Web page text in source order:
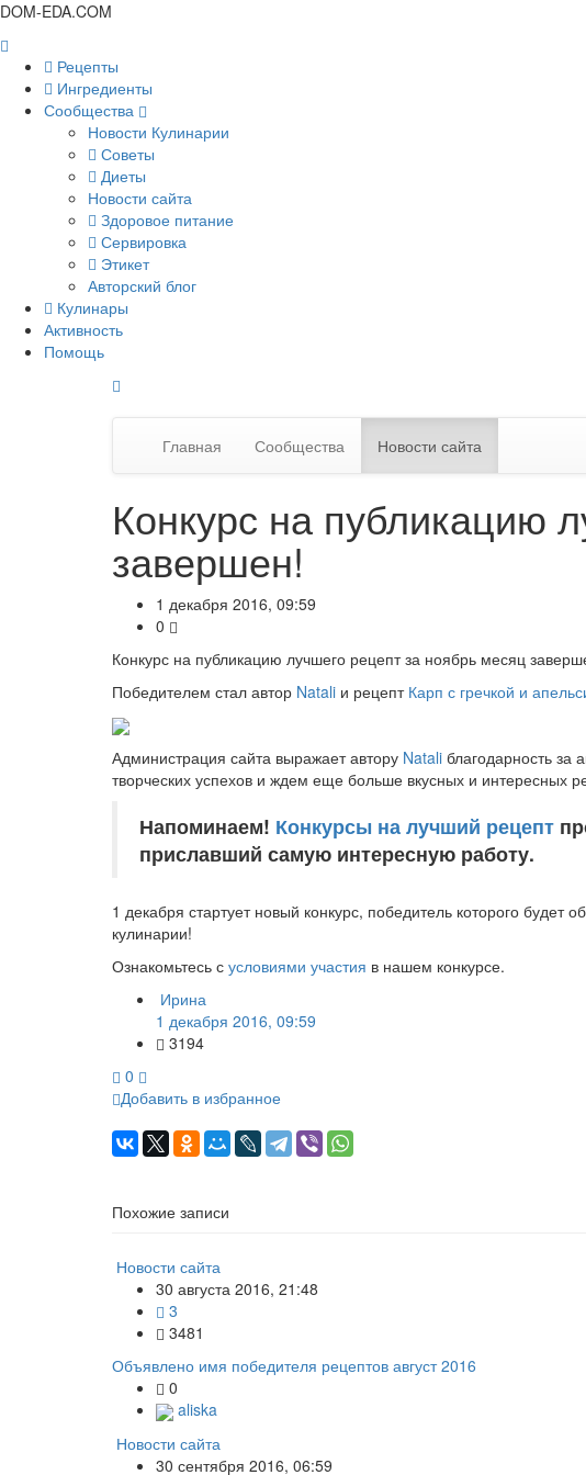
DOM-EDA.COM
Рецепты
Ингредиенты
Сообщества
Новости Кулинарии
Советы
Диеты
Новости сайта
Здоровое питание
Сервировка
Этикет
Авторский блог
Кулинары
Активность
Помощь
Главная Сообщества Новости сайта
Конкурс на публикацию
завершен!
1 декабря 2016, 09:59
0
Конкурс на публикацию лучшего рецепт за ноябрь месяц
Победителем стал автор Natali и рецепт Карп с гречкой и
Администрация сайта выражает автору Natali благодарность за
творческих успехов и ждем еще больше вкусных и интересных
Напоминаем! Конкурсы на лучший рецепт
приславший самую интересную работу.
1 декабря стартует новый конкурс, победитель которого
кулинарии!
Ознакомьтесь с условиями участия в нашем конкурсе.
Ирина
1 декабря 2016, 09:59
3194
0
Добавить в избранное
Похожие записи
Новости сайта
30 августа 2016, 21:48
3
3481
Объявлено имя победителя рецептов август 2016
0
aliska
Новости сайта
30 сентября 2016, 06:59